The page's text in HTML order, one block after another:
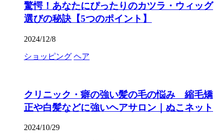
驚愕！あなたにぴったりのカツラ・ウィッグ
選びの秘訣【5つのポイント】
2024/12/8
ショッピング ヘア
クリニック・癖の強い髪の毛の悩み 縮毛矯
正や白髪などに強いヘアサロン｜ぬこネット
2024/10/29